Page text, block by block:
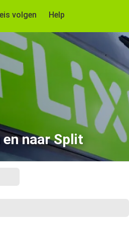
volgen Help
en naar Split